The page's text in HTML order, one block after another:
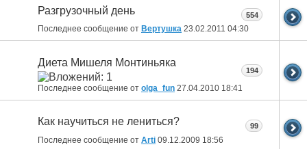
Разгрузочный день
Последнее сообщение от Вертушка 23.02.2011 04:30
554
Диета Мишеля Монтиньяка
Последнее сообщение от olga_fun 27.04.2010 18:41
194
Как научиться не лениться?
Последнее сообщение от Arti 09.12.2009 18:56
99